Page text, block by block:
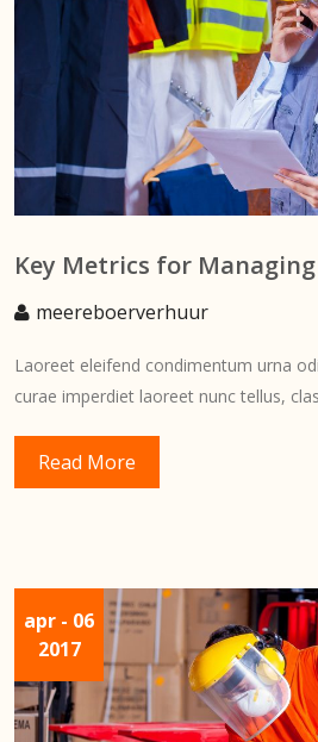
Key Metrics for Managing
meereboerverhuur
Laoreet eleifend condimentum urna
curae imperdiet laoreet nunc tellus,
Read More
apr - 06
2017